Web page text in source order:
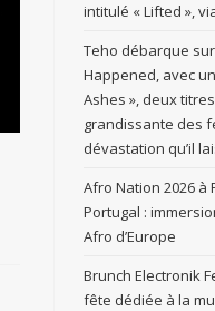
intitulé « Lifted »,
Teho débarque
Happened, avec
Ashes », deux
grandissante des
dévastation qu’il
Afro Nation 2026 à
Portugal :
Afro d’Europe
Brunch Electronik
fête dédiée à la